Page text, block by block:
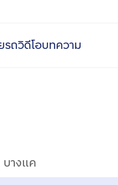
รถวิดีโอบทความ
บางแค